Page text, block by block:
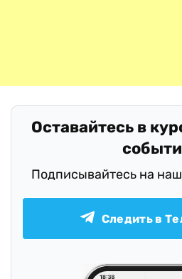
Оставайтесь в
Подписывайтесь на
Следить в